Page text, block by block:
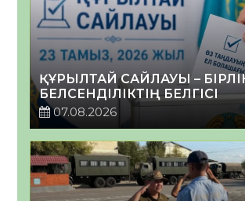
ҚҰРЫЛТАЙ САЙЛАУЫ –
БЕЛСЕНДІЛІКТІҢ БЕЛГІСІ
07.08.2026